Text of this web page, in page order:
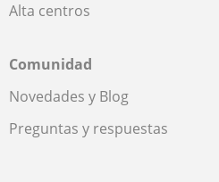
Alta centros
Comunidad
Novedades y Blog
Preguntas y respuestas